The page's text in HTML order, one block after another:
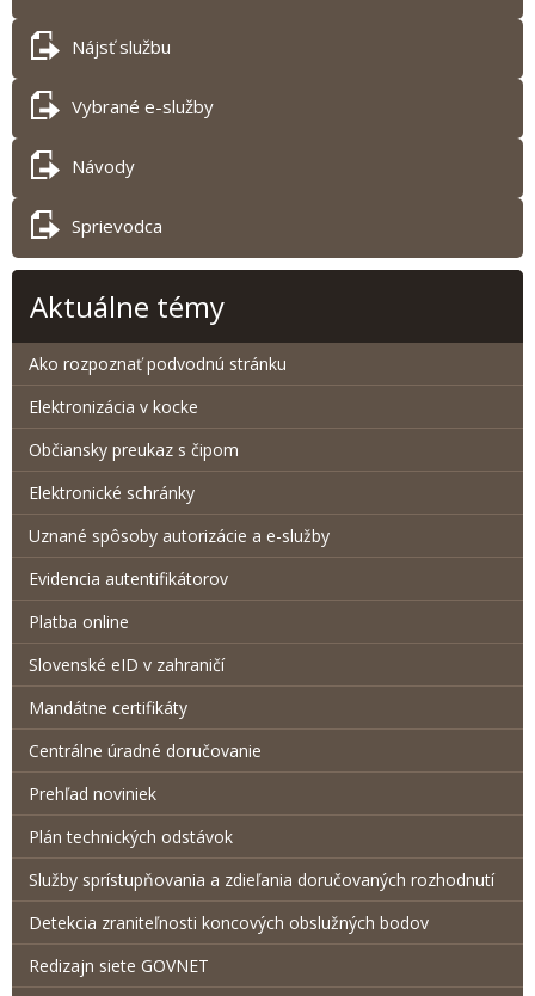
Nájsť službu
Vybrané e-služby
Návody
Sprievodca
Aktuálne témy
Ako rozpoznať podvodnú stránku
Elektronizácia v kocke
Občiansky preukaz s čipom
Elektronické schránky
Uznané spôsoby autorizácie a e-služby
Evidencia autentifikátorov
Platba online
Slovenské eID v zahraničí
Mandátne certifikáty
Centrálne úradné doručovanie
Prehľad noviniek
Plán technických odstávok
Služby sprístupňovania a zdieľania doručovaných rozhodnutí
Detekcia zraniteľnosti koncových obslužných bodov
Redizajn siete GOVNET